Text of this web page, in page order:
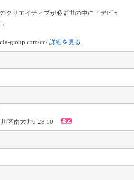
クリエイティブが必ず世の中に「デビュ
group.com/co/ 詳細を見る
川区南大井6-28-10